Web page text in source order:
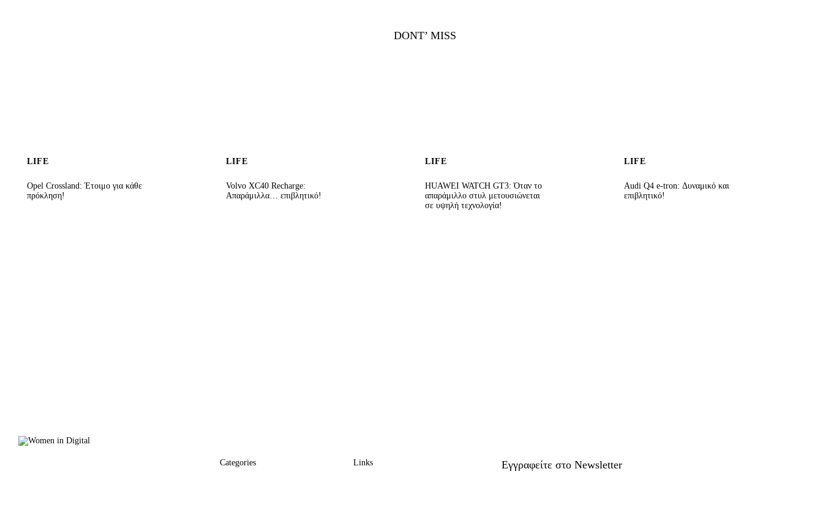
DONT’ MISS
LIFE
Opel Crossland: Έτοιμο για κάθε
πρόκληση!
LIFE
Volvo XC40 Recharge:
Απαράμιλλα… επιβλητικό!
LIFE
HUAWEI WATCH GT3: Όταν το
απαράμιλλο στυλ μετουσιώνεται
σε υψηλή τεχνολογία!
LIFE
Audi Q4 e-tron: Δυναμικό και
επιβλητικό!
Categories Links Eγγραφείτε στο Newsletter